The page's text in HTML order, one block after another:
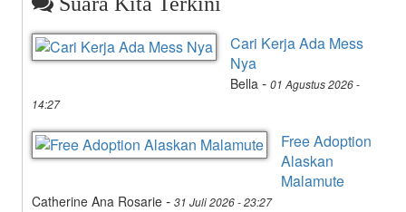
Cari Kerja Ada Mess
Nya
Bella - 01 Agustus 2026 -
14:27
Free Adoption
Alaskan
Malamute
Catherine Ana Rosarie - 31 Juli 2026 - 23:27